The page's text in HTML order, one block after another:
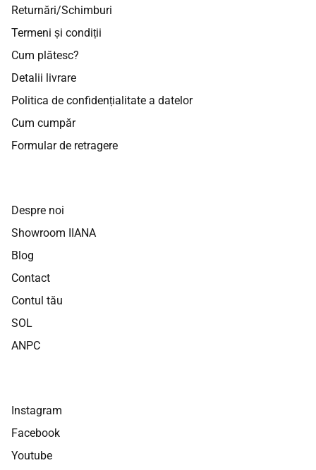
Returnări/Schimburi
Termeni și condiții
Cum plătesc?
Detalii livrare
Politica de confidențialitate a datelor
Cum cumpăr
Formular de retragere
Despre noi
Showroom IIANA
Blog
Contact
Contul tău
SOL
ANPC
Instagram
Facebook
Youtube